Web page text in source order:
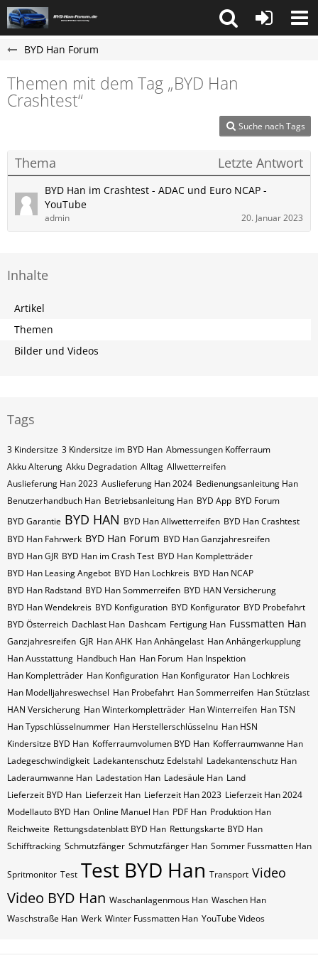
BYD Han Forum
Themen mit dem Tag „BYD Han
Crashtest“
Suche nach Tags
Thema Letzte Antwort
BYD Han im Crashtest - ADAC und Euro NCAP -
YouTube
admin 20. Januar 2023
Inhalte
Artikel
Themen
Bilder und Videos
Tags
3 Kindersitze 3 Kindersitze im BYD Han Abmessungen Kofferraum
Akku Alterung Akku Degradation Alltag Allwetterreifen
Auslieferung Han 2023 Auslieferung Han 2024 Bedienungsanleitung Han
Benutzerhandbuch Han Betriebsanleitung Han BYD App BYD Forum
BYD Garantie BYD HAN BYD Han Allwetterreifen BYD Han Crashtest
BYD Han Fahrwerk BYD Han Forum BYD Han Ganzjahresreifen
BYD Han GJR BYD Han im Crash Test BYD Han Kompletträder
BYD Han Leasing Angebot BYD Han Lochkreis BYD Han NCAP
BYD Han Radstand BYD Han Sommerreifen BYD HAN Versicherung
BYD Han Wendekreis BYD Konfiguration BYD Konfigurator BYD Probefahrt
BYD Österreich Dachlast Han Dashcam Fertigung Han Fussmatten Han
Ganzjahresreifen GJR Han AHK Han Anhängelast Han Anhängerkupplung
Han Ausstattung Handbuch Han Han Forum Han Inspektion
Han Kompletträder Han Konfiguration Han Konfigurator Han Lochkreis
Han Modelljahreswechsel Han Probefahrt Han Sommerreifen Han Stützlast
HAN Versicherung Han Winterkompletträder Han Winterreifen Han​​​​ TSN
Han​​​​ Typschlüsselnummer Han​​​​​ Herstellerschlüsselnu Han​​​​​ HSN
Kindersitze BYD Han Kofferraumvolumen BYD Han Kofferraumwanne Han
Ladegeschwindigkeit Ladekantenschutz Edelstahl Ladekantenschutz Han
Laderaumwanne Han Ladestation Han Ladesäule Han Land
Lieferzeit BYD Han Lieferzeit Han Lieferzeit Han 2023 Lieferzeit Han 2024
Modellauto BYD Han Online Manuel Han PDF Han Produktion Han
Reichweite Rettungsdatenblatt BYD Han Rettungskarte BYD Han
Schifftracking Schmutzfänger Schmutzfänger Han Sommer Fussmatten Han
Spritmonitor Test Test BYD Han Transport Video
Video BYD Han Waschanlagenmous Han Waschen Han
Waschstraße Han Werk Winter Fussmatten Han YouTube Videos